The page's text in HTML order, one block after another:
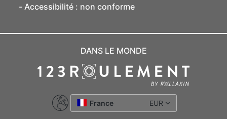
Accessibilité : non conforme
DANS LE MONDE
France EUR